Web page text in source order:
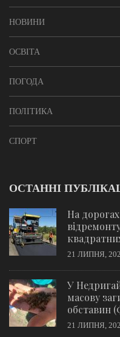
НОВИНИ
ОСВІТА
ПОГОДА
ПОЛІТИКА
СПОРТ
ОСТАННІ
На
21 ЛИПНЯ,
У
масову
обставин
21 ЛИПНЯ,